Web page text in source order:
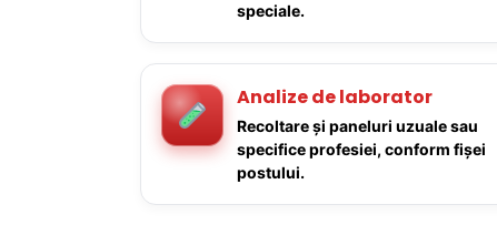
speciale.
Analize de laborator
Recoltare și paneluri uzuale sau
specifice profesiei, conform fișei
postului.